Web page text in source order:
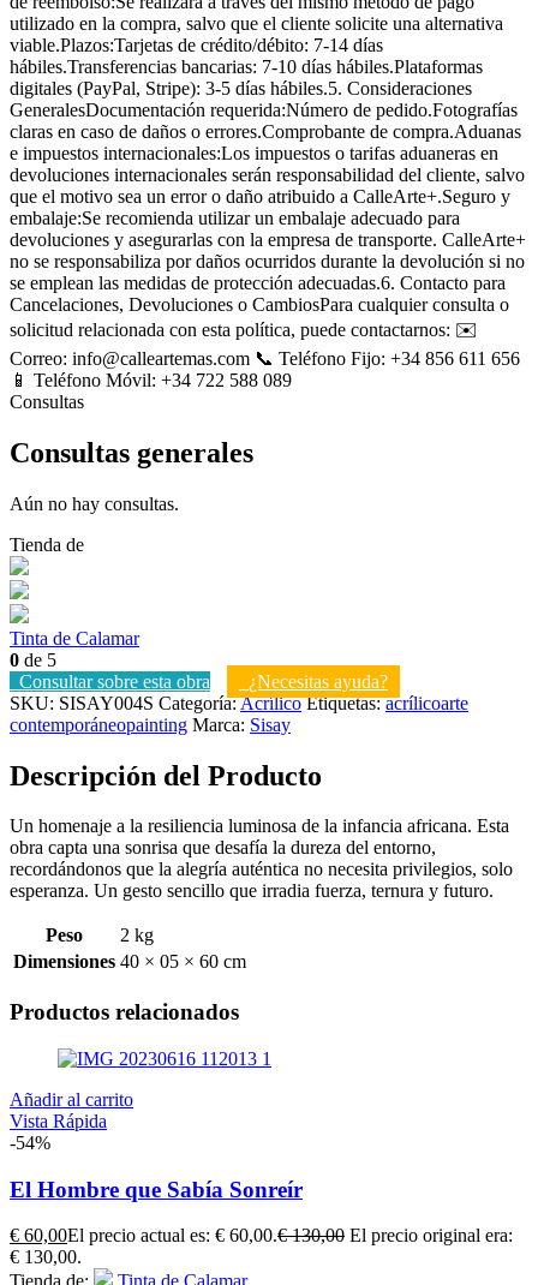
utilizado en la compra, salvo que el cliente solicite una alternativa
viable.Plazos:Tarjetas de crédito/débito: 7-14 días
hábiles.Transferencias bancarias: 7-10 días hábiles.Plataformas
digitales (PayPal, Stripe): 3-5 días hábiles.5. Consideraciones
GeneralesDocumentación requerida:Número de pedido.Fotografías
claras en caso de daños o errores.Comprobante de compra.Aduanas
e impuestos internacionales:Los impuestos o tarifas aduaneras en
devoluciones internacionales serán responsabilidad del cliente, salvo
que el motivo sea un error o daño atribuido a CalleArte+.Seguro y
embalaje:Se recomienda utilizar un embalaje adecuado para
devoluciones y asegurarlas con la empresa de transporte. CalleArte+
no se responsabiliza por daños ocurridos durante la devolución si no
se emplean las medidas de protección adecuadas.6. Contacto para
Cancelaciones, Devoluciones o CambiosPara cualquier consulta o
solicitud relacionada con esta política, puede contactarnos: ✉️
Correo: info@calleartemas.com 📞 Teléfono Fijo: +34 856 611 656
📱 Teléfono Móvil: +34 722 588 089
Consultas
Consultas generales
Aún no hay consultas.
Tienda de
Tinta de Calamar
0 de 5
Consultar sobre esta obra
¿Necesitas ayuda?
SKU: SISAY004S Categoría:Acrílico Etiquetas:acrílicoarte
contemporáneopainting Marca: Sisay
Descripción del Producto
Un homenaje a la resiliencia luminosa de la infancia africana. Esta
obra capta una sonrisa que desafía la dureza del entorno,
recordándonos que la alegría auténtica no necesita privilegios, solo
esperanza. Un gesto sencillo que irradia fuerza, ternura y futuro.
Peso
2 kg
Dimensiones 40 × 05 × 60 cm
Productos relacionados
Añadir al carrito
Vista Rápida
-54%
El Hombre que Sabía Sonreír
€ 60,00El precio actual es: € 60,00.€130,00 El precio original era:
€ 130,00.